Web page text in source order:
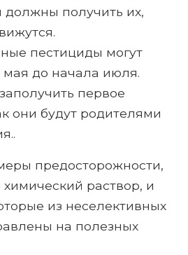
должны получить их,
пестициды могут
мая до начала июля.
первое
они будут родителями
предосторожности,
раствор, и
из неселективных
на полезных